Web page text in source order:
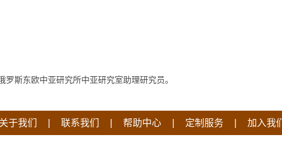
罗斯东欧中亚研究所中亚研究室助理研究员。
关于我们 联系我们 帮助中心 定制服务 加入我们